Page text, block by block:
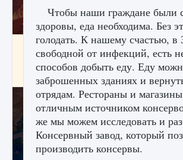
Как приручить существ джунглей
игре Creatures of Ava
9 августа 2024 1 218
Чтобы наши граждане были
здоровы, еда необходима. Без
голодать. К нашему счастью, в
свободной от инфекций, есть
способов добыть еду. Еду
заброшенных зданиях и
отрядам. Рестораны и
отличным источником
же мы можем исследовать и
Консервный завод, который
производить консервы.